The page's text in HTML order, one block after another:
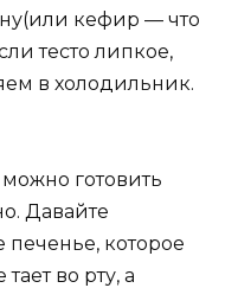
кефир — что
тесто липкое,
в холодильник.
готовить
Давайте
печенье, которое
во рту, а